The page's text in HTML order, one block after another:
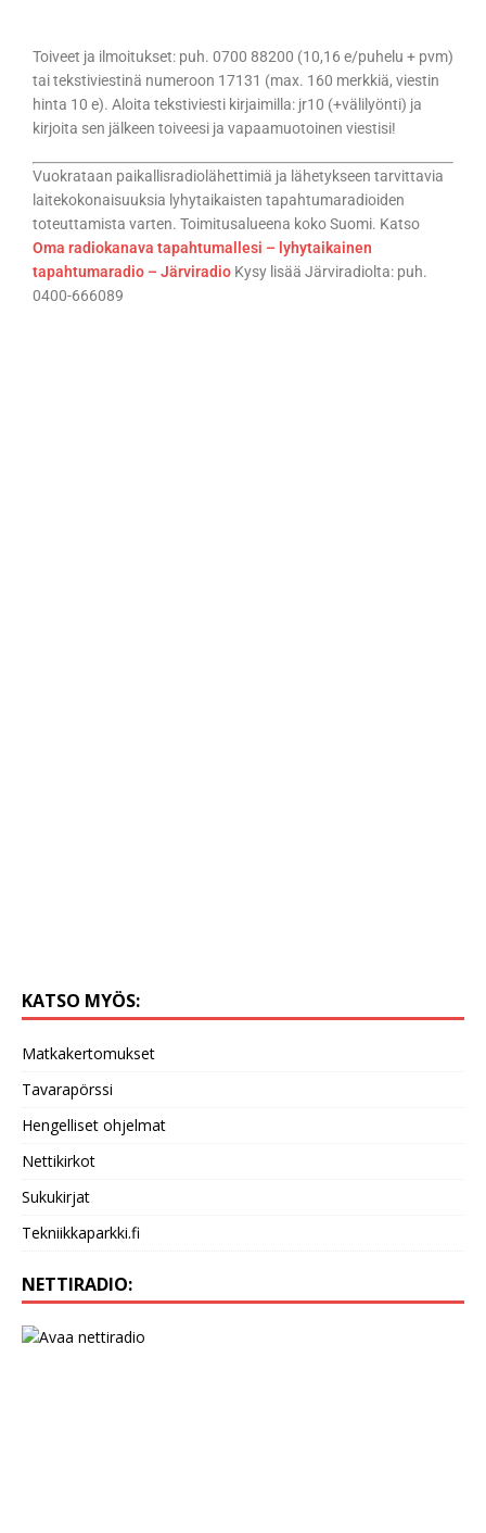
Toiveet ja ilmoitukset: puh. 0700 88200 (10,16 e/puhelu + pvm)
tai tekstiviestinä numeroon 17131 (max. 160 merkkiä, viestin
hinta 10 e). Aloita tekstiviesti kirjaimilla: jr10 (+välilyönti) ja
kirjoita sen jälkeen toiveesi ja vapaamuotoinen viestisi!
Vuokrataan paikallisradiolähettimiä ja lähetykseen tarvittavia
laitekokonaisuuksia lyhytaikaisten tapahtumaradioiden
toteuttamista varten. Toimitusalueena koko Suomi. Katso
Oma radiokanava tapahtumallesi – lyhytaikainen
tapahtumaradio – Järviradio Kysy lisää Järviradiolta: puh.
0400-666089
KATSO MYÖS:
Matkakertomukset
Tavarapörssi
Hengelliset ohjelmat
Nettikirkot
Sukukirjat
Tekniikkaparkki.fi
NETTIRADIO: